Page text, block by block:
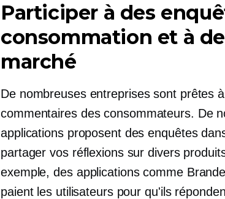
Participer à des
consommation et à
marché
De nombreuses entreprises sont prêtes
commentaires des consommateurs. De
applications proposent des enquêtes
partager vos réflexions sur divers
exemple, des applications comme
paient les utilisateurs pour qu'ils